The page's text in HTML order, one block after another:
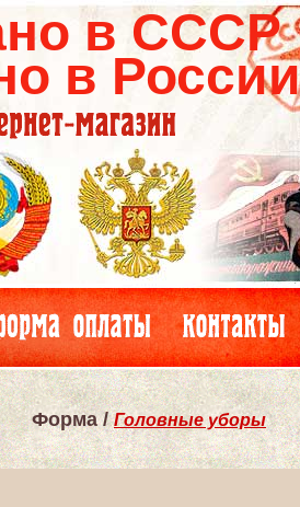
в СССР
в России
Форма /Головные уборы